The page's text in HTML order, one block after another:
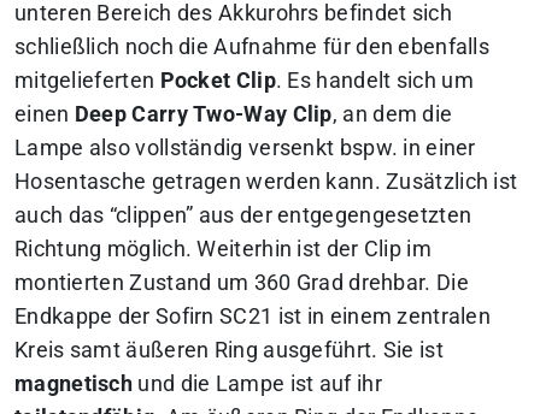
unteren Bereich des Akkurohrs befindet sich
schließlich noch die Aufnahme für den ebenfalls
mitgelieferten Pocket Clip. Es handelt sich um
einen Deep Carry Two-Way Clip, an dem die
Lampe also vollständig versenkt bspw. in einer
Hosentasche getragen werden kann. Zusätzlich ist
auch das “clippen” aus der entgegengesetzten
Richtung möglich. Weiterhin ist der Clip im
montierten Zustand um 360 Grad drehbar. Die
Endkappe der Sofirn SC21 ist in einem zentralen
Kreis samt äußeren Ring ausgeführt. Sie ist
magnetisch und die Lampe ist auf ihr